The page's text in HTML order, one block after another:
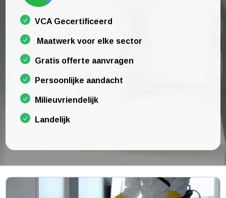
VCA Gecertificeerd
Maatwerk voor elke sector
Gratis offerte aanvragen
Persoonlijke aandacht
Milieuvriendelijk
Landelijk